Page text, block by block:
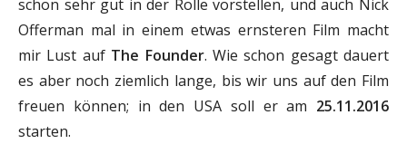
schon sehr gut in der Rolle vorstellen, und auch Nick
Offerman mal in einem etwas ernsteren Film macht
mir Lust auf The Founder. Wie schon gesagt dauert
es aber noch ziemlich lange, bis wir uns auf den Film
freuen können; in den USA soll er am 25.11.2016
starten.